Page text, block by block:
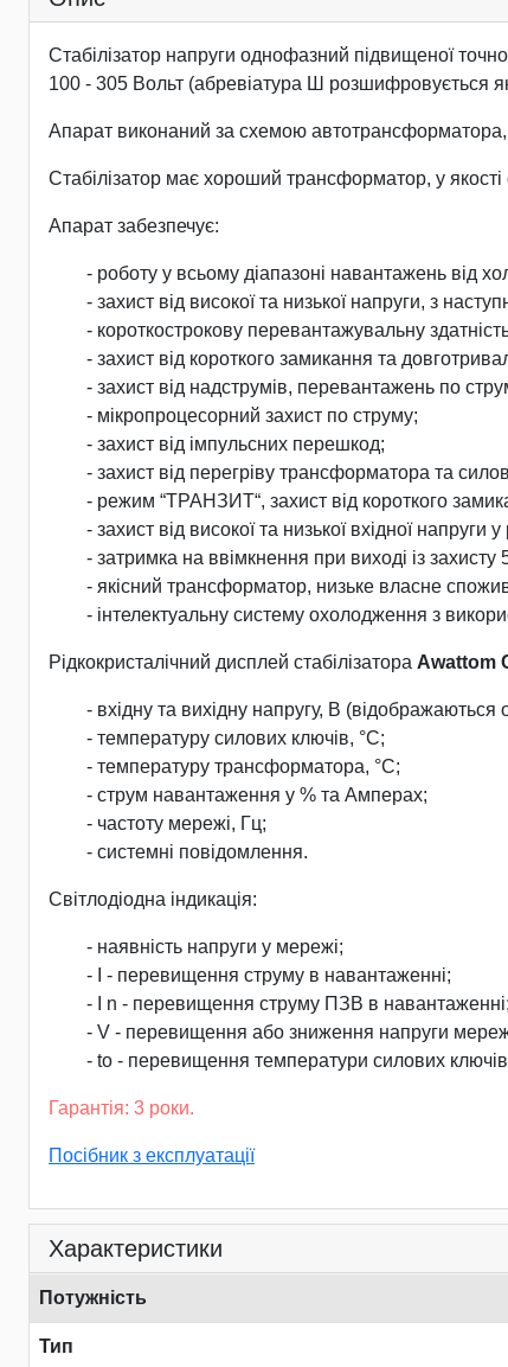
Стабілізатор напруги однофазний підвищеної
100 - 305 Вольт (абревіатура Ш розшифровується
Апарат виконаний за схемою автотрансформатора,
Стабілізатор має хороший трансформатор, у
Апарат забезпечує:
- роботу у всьому діапазоні навантажень від
- захист від високої та низької напруги, з
- короткострокову перевантажувальну
- захист від короткого замикання та
- захист від надструмів, перевантажень по
- мікропроцесорний захист по струму;
- захист від імпульсних перешкод;
- захист від перегріву трансформатора та
- режим “ТРАНЗИТ“, захист від короткого
- захист від високої та низької вхідної
- затримка на ввімкнення при виході із
- якісний трансформатор, низьке власне
- інтелектуальну систему охолодження з
Рідкокристалічний дисплей стабілізатора Awattom
- вхідну та вихідну напругу, В (відображаються
- температуру силових ключів, °С;
- температуру трансформатора, °С;
- струм навантаження у % та Амперах;
- частоту мережі, Гц;
- системні повідомлення.
Світлодіодна індикація:
- наявність напруги у мережі;
- I - перевищення струму в навантаженні;
- I n - перевищення струму ПЗВ в навантаженні;
- V - перевищення або зниження напруги
- tо - перевищення температури силових
Гарантія: 3 роки.
Посібник з експлуатації
Характеристики
Потужність
Тип